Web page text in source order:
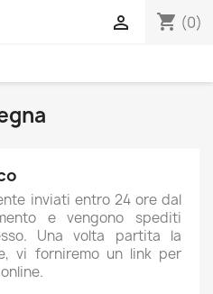
shopping_cart (0)

inviati entro 24 ore dal
e vengono spediti
Una volta partita la
vi forniremo un link per